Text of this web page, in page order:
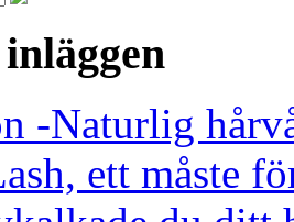
inläggen
-Naturlig
ett måste